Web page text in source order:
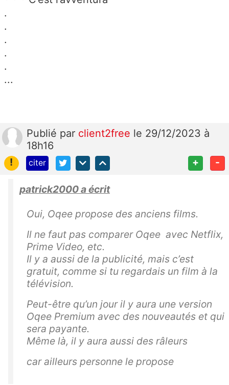
.
.
.
.
.
...
Publié par client2free le 29/12/2023 à
18h16
!
citer + -
patrick2000 a écrit
Oui, Oqee propose des anciens films.
Il ne faut pas comparer Oqee avec Netflix,
Prime Video, etc.
Il y a aussi de la publicité, mais c’est
gratuit, comme si tu regardais un film à la
télévision.
Peut-être qu’un jour il y aura une version
Oqee Premium avec des nouveautés et qui
sera payante.
Même là, il y aura aussi des râleurs
car ailleurs personne le propose